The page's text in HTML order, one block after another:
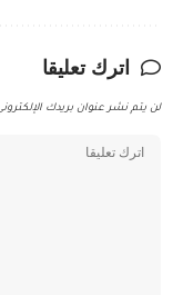
اترك تعليقا
لن يتم نشر عنوان بريدك